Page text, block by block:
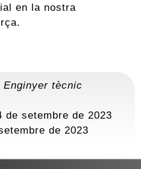
en la nostra
Enginyer tècnic
de setembre de 2023
de 2023